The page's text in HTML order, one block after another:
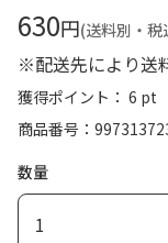
630円(送料別・税
※配送先により送
獲得ポイント： 6 pt
商品番号
数量
1